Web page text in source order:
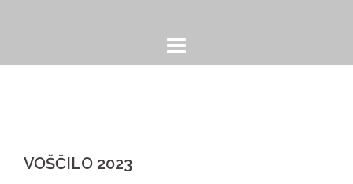
content
VOŠČILO 2023